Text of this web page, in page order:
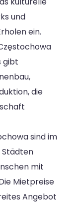
und
ein.
gibt
die
sind im
Städten
mit
Mietpreise
Angebot